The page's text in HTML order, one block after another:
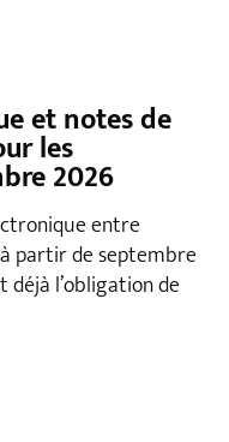
et notes de
les
2026
entre
partir de septembre
déjà l’obligation de